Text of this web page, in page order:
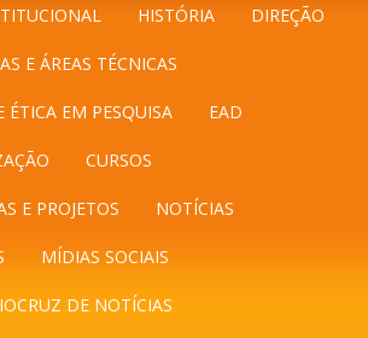
HISTÓRIA DIREÇÃO
E ÁREAS TÉCNICAS
ÉTICA EM PESQUISA EAD
CURSOS
E PROJETOS NOTÍCIAS
MÍDIAS SOCIAIS
DE NOTÍCIAS